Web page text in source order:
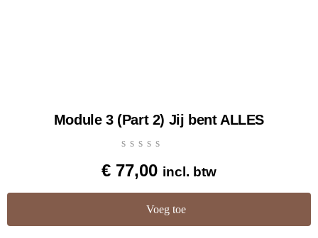
Module 3 (Part 2) Jij bent ALLES
€ 77,00 incl. btw
Voeg toe